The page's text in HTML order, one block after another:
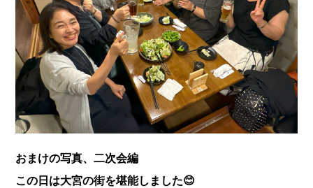
おまけの写真、二次会編
この日は大宮の街を堪能しました😊